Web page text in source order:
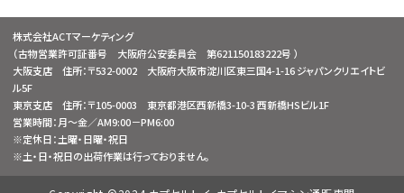
株式会社ACTマーケティング
（古物営業許可証番号 大阪府公安委員会 第621150183222号 ）
大阪支店 住所：〒532-0002 大阪府大阪市淀川区東三国4-1-16 ジャパンクリエイトビ
ル5F
東京支店 住所：〒105-0003 東京都港区西新橋3-10-3 西新橋HSビル1F
営業時間：月～金／AM9:00－PM6:00
※定休日：土曜・日曜・祝日
※土・日・祝日の出荷作業は行っておりません。